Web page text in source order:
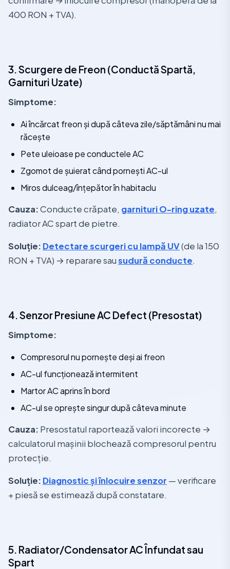
400 RON + TVA).
3. Scurgere de Freon (Conductă Spartă,
Garnituri Uzate)
Simptome:
Ai încărcat freon și după câteva zile/săptămâni nu mai
răcește
Pete uleioase pe conductele AC
Zgomot de șuierat când pornești AC-ul
Miros dulceag/înțepător în habitaclu
Cauza:Conducte crăpate, garnituri O-ring uzate,
radiator AC spart de pietre.
Soluție: Detectare scurgeri cu lampă UV(de la 150
RON + TVA) → reparare sausudură conducte.
4. Senzor Presiune AC Defect (Presostat)
Simptome:
Compresorul nu pornește deși ai freon
AC-ul funcționează intermitent
Martor AC aprins în bord
AC-ul se oprește singur după câteva minute
Cauza: Presostatul raportează valori incorecte →
calculatorul mașinii blochează compresorul pentru
protecție.
Soluție: Diagnostic și înlocuire senzor — verificare
+ piesă se estimează după constatare.
5. Radiator/Condensator AC Înfundat sau
Spart